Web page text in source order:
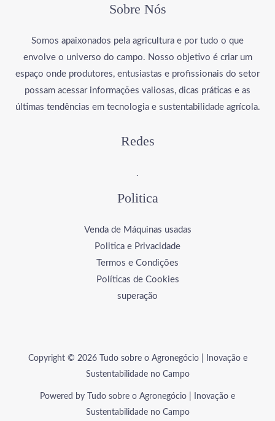
Sobre Nós
Somos apaixonados pela agricultura e por tudo o que
envolve o universo do campo. Nosso objetivo é criar um
espaço onde produtores, entusiastas e profissionais do setor
possam acessar informações valiosas, dicas práticas e as
últimas tendências em tecnologia e sustentabilidade agrícola.
Redes
.
Politica
Venda de Máquinas usadas
Politica e Privacidade
Termos e Condições
Políticas de Cookies
superação
Copyright © 2026 Tudo sobre o Agronegócio | Inovação e
Sustentabilidade no Campo
Powered by Tudo sobre o Agronegócio | Inovação e
Sustentabilidade no Campo